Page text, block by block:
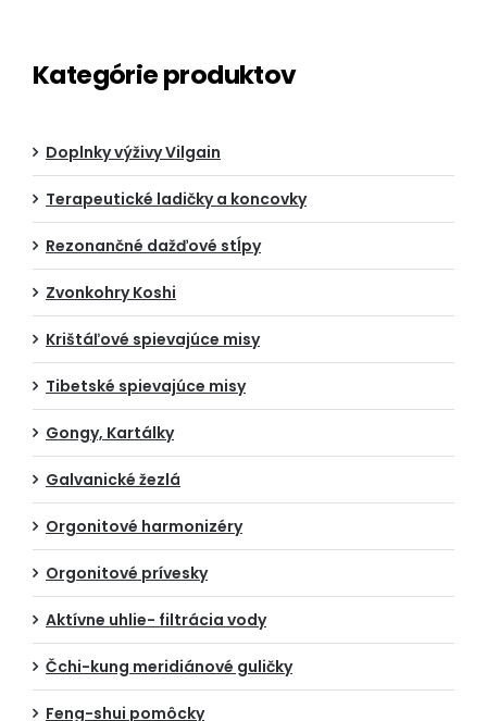
Kategórie produktov
Doplnky výživy Vilgain
Terapeutické ladičky a koncovky
Rezonančné dažďové stĺpy
Zvonkohry Koshi
Krištáľové spievajúce misy
Tibetské spievajúce misy
Gongy, Kartálky
Galvanické žezlá
Orgonitové harmonizéry
Orgonitové prívesky
Aktívne uhlie- filtrácia vody
Čchi-kung meridiánové guličky
Feng-shui pomôcky